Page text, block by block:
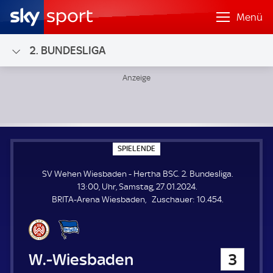
Menü
2. BUNDESLIGA
SPIELENDE
P
E
L
E
N
SV Wehen Wiesbaden - Hertha BSC. 2. Bundesliga.
13:00, Uhr, Samstag, 27.01.2024.
BRITA-Arena Wiesbaden
Zuschauer: Z
10.454.
SV Wehen Wiesbaden 3